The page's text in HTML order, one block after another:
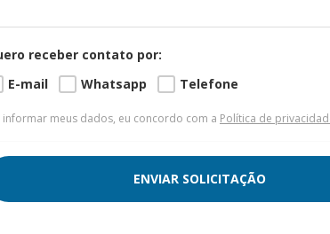
receber contato por:
E-mail
Whatsapp Telefone
informar meus dados, eu concordo com a Política de
ENVIAR SOLICITAÇÃO